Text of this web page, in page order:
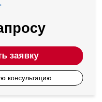
заявку
консультацию